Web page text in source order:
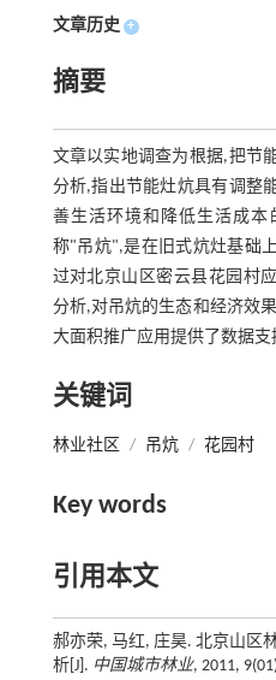
文章历史 +
摘要
文章以实地调查为根据,把节
分析,指出节能灶炕具有调整
善生活环境和降低生活成
称"吊炕",是在旧式炕灶基础
过对北京山区密云县花园村
分析,对吊炕的生态和经济效
大面积推广应用提供了数据支
关键词
林业社区 / 吊炕 / 花园村
Key words
引用本文
郝亦荣, 马红, 庄昊. 北京山区
析[J]. 中国城市林业, 2011,